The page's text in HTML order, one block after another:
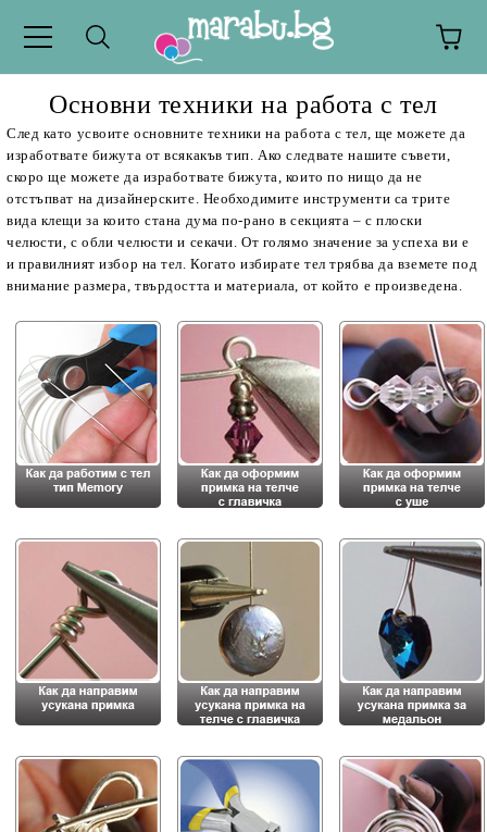
Основни техники на работа с тел
След като усвоите основните техники на работа с тел, ще можете да
изработвате бижута от всякакъв тип. Ако следвате нашите съвети,
скоро ще можете да изработвате бижута, които по нищо да не
отстъпват на дизайнерските. Необходимите инструменти са трите
вида клещи за които стана дума по-рано в секцията – с плоски
челюсти, с обли челюсти и секачи. От голямо значение за успеха ви е
и правилният избор на тел. Когато избирате тел трябва да вземете под
внимание размера, твърдостта и материала, от който е произведена.